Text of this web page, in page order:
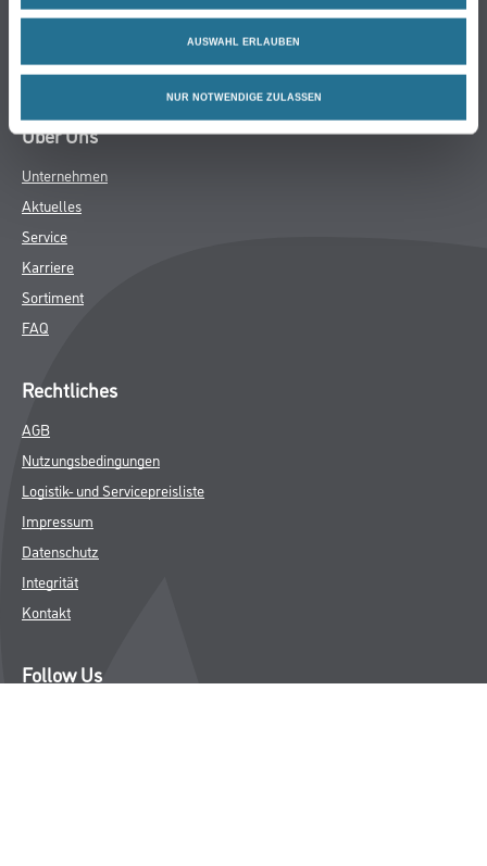
AUSWAHL ERLAUBEN
NUR NOTWENDIGE ZULASSEN
Verbrauchsmaterialien
Hersteller
Über Uns
Unternehmen
Aktuelles
Service
Karriere
Sortiment
FAQ
Rechtliches
AGB
Nutzungsbedingungen
Logistik- und Servicepreisliste
Impressum
Datenschutz
Integrität
Kontakt
Follow Us